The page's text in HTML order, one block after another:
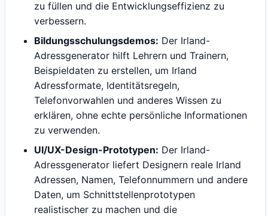
zu füllen und die Entwicklungseffizienz zu
verbessern.
Bildungsschulungsdemos: Der Irland-
Adressgenerator hilft Lehrern und Trainern,
Beispieldaten zu erstellen, um Irland
Adressformate, Identitätsregeln,
Telefonvorwahlen und anderes Wissen zu
erklären, ohne echte persönliche Informationen
zu verwenden.
UI/UX-Design-Prototypen: Der Irland-
Adressgenerator liefert Designern reale Irland
Adressen, Namen, Telefonnummern und andere
Daten, um Schnittstellenprototypen
realistischer zu machen und die